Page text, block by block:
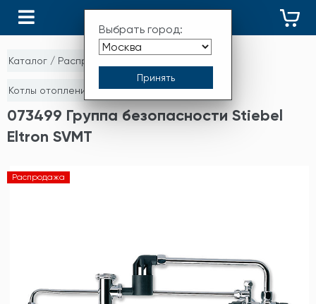
Выбрать город:
Каталог / Распродажа
Котлы отопления, зап.части и комплектующие
073499 Группа безопасности Stiebel
Eltron SVMT
Распродажа